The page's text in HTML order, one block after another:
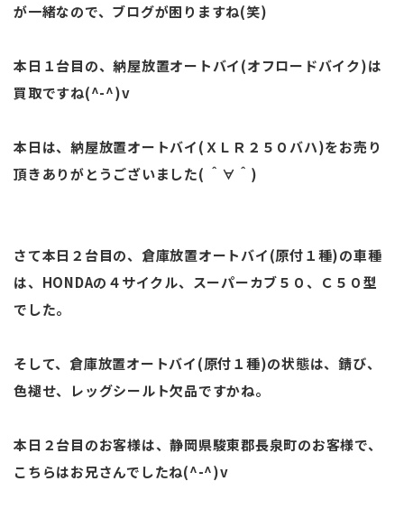
が一緒なので、ブログが困りますね(笑)
本日１台目の、納屋放置オートバイ(オフロードバイク)は
買取ですね(^-^)v
本日は、納屋放置オートバイ(ＸＬＲ２５０バハ)をお売り
頂きありがとうございました( ＾∀＾)
さて本日２台目の、倉庫放置オートバイ(原付１種)の車種
は、HONDAの４サイクル、スーパーカブ５０、Ｃ５０型
でした。
そして、倉庫放置オートバイ(原付１種)の状態は、錆び、
色褪せ、レッグシールト欠品ですかね。
本日２台目のお客様は、静岡県駿東郡長泉町のお客様で、
こちらはお兄さんでしたね(^-^)v